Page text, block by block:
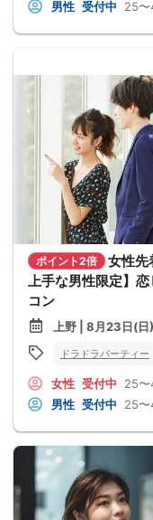
男性 受付中 25
ポイント2倍
女性先
上手な男性限定】
コン
上野 | 8月23日(
ドラドラパーティー
女性 受付中 25
男性 受付中 25